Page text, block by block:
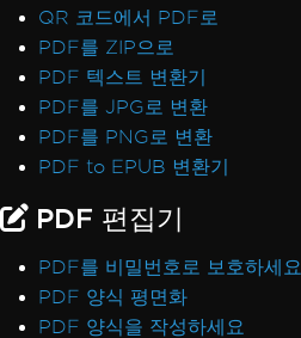
QR 코드에서 PDF로
PDF를 ZIP으로
PDF 텍스트 변환기
PDF를 JPG로 변환
PDF를 PNG로 변환
PDF to EPUB 변환기
PDF 편집기
PDF를 비밀번호로 보호하세요
PDF 양식 평면화
PDF 양식을 작성하세요